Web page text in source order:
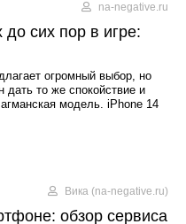
na-negative.ru
сих пор в игре:
огромный выбор, но
дать то же спокойствие и
модель. iPhone 14
Вика (na-negative.ru)
обзор сервиса